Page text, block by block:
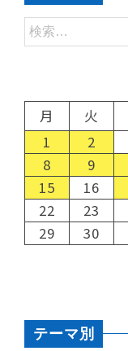
月
火
1
2
8
9
15
16
22
23
29
30
テーマ別